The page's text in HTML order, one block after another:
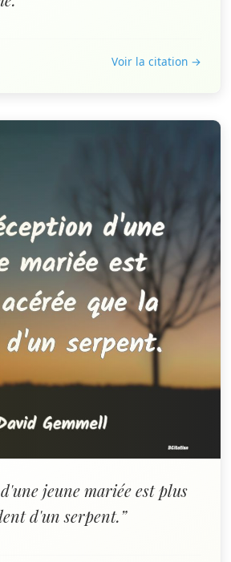
Voir la citation →
jeune mariée est plus
d'un serpent.”